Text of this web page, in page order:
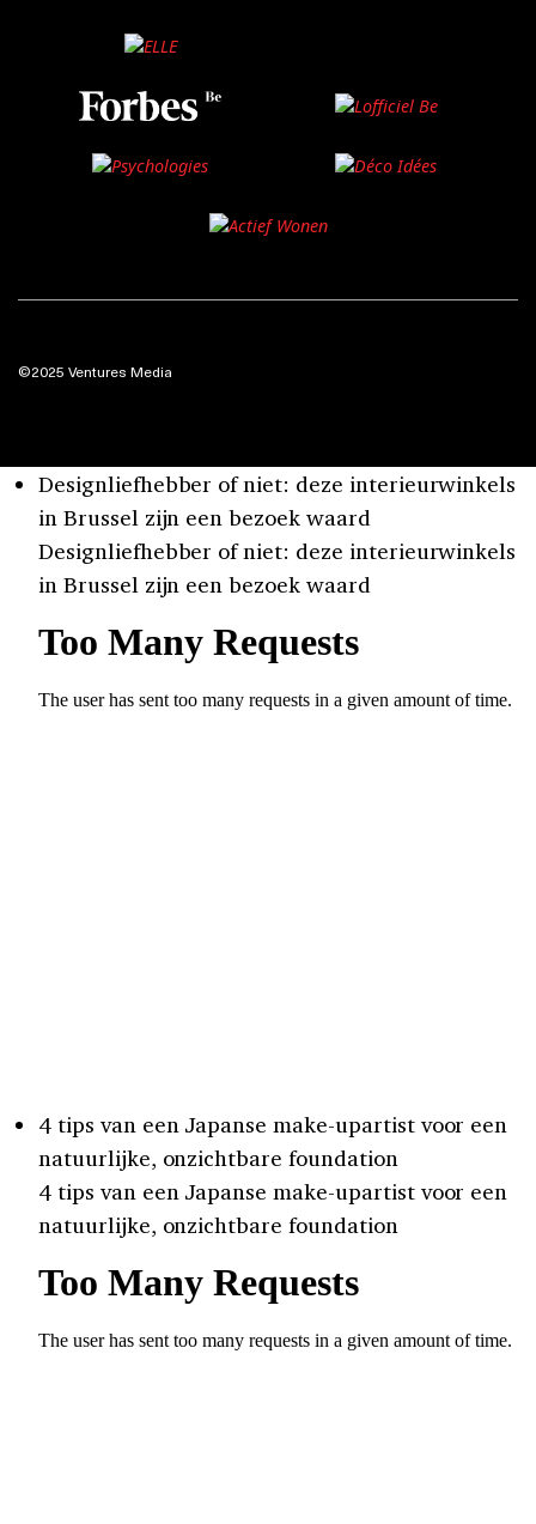
©2025 Ventures Media
Designliefhebber of niet: deze interieurwinkels
in Brussel zijn een bezoek waard
Designliefhebber of niet: deze interieurwinkels
in Brussel zijn een bezoek waard
4 tips van een Japanse make-upartist voor een
natuurlijke, onzichtbare foundation
4 tips van een Japanse make-upartist voor een
natuurlijke, onzichtbare foundation